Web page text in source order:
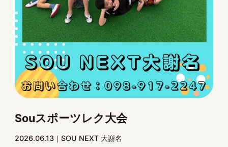
Souスポーツレク大会
2026.06.13 SOU NEXT 大謝名